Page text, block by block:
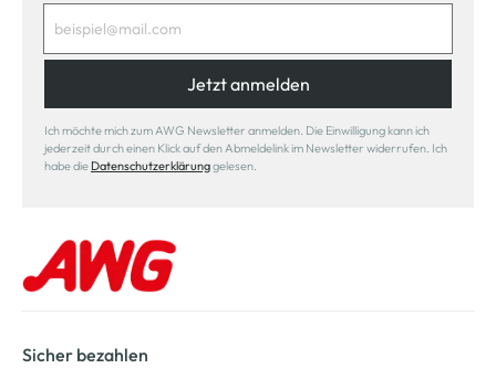
Jetzt anmelden
Ich möchte mich zum AWG Newsletter anmelden. Die Einwilligung kann ich
jederzeit durch einen Klick auf den Abmeldelink im Newsletter widerrufen. Ich
habe die Datenschutzerklärunggelesen.
Sicher bezahlen